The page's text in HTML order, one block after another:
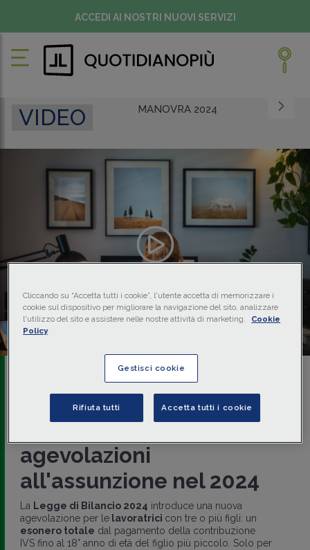
ACCEDI AI NOSTRI NUOVI SERVIZI
VIDEO MANOVRA 2024
Martedì 09/01/2024 • 06:00
EPISODIO 10
Lavoratrici madri: le
agevolazioni
all'assunzione nel 2024
La Legge di Bilancio 2024 introduce una nuova
agevolazione per lelavoratrici con tre o più figli: un
esonero totale dal pagamento della contribuzione
IVS fino al 18° anno di età del figlio più piccolo. Solo per
Cliccando su “Accetta tutti i cookie”, l'utente accetta di memorizzare i
cookie sul dispositivo per migliorare la navigazione del sito, analizzare
l'utilizzo del sito e assistere nelle nostre attività di marketing.
Cookie
Policy
Gestisci cookie
Rifiuta tutti Accetta tutti i cookie